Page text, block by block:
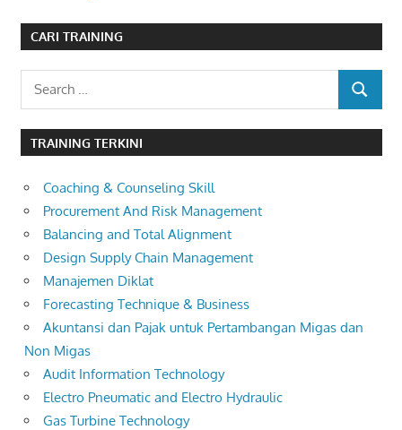
CARI TRAINING
Search
SEARCH
TRAINING TERKINI
Coaching & Counseling Skill
Procurement And Risk Management
Balancing and Total Alignment
Design Supply Chain Management
Manajemen Diklat
Forecasting Technique & Business
Akuntansi dan Pajak untuk Pertambangan Migas dan
Non Migas
Audit Information Technology
Electro Pneumatic and Electro Hydraulic
Gas Turbine Technology